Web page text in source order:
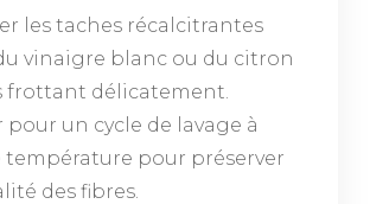
les taches récalcitrantes
vinaigre blanc ou du citron
frottant délicatement.
pour un cycle de lavage à
température pour préserver
des fibres.